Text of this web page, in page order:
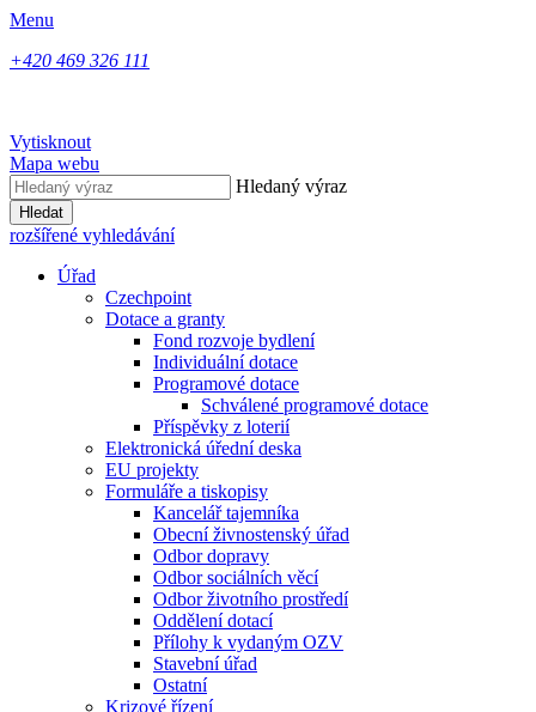
Menu
+420 469 326 111
Vytisknout
Mapa webu
Hledaný výraz
Hledat
rozšířené vyhledávání
Úřad
Czechpoint
Dotace a granty
Fond rozvoje bydlení
Individuální dotace
Programové dotace
Schválené programové dotace
Příspěvky z loterií
Elektronická úřední deska
EU projekty
Formuláře a tiskopisy
Kancelář tajemníka
Obecní živnostenský úřad
Odbor dopravy
Odbor sociálních věcí
Odbor životního prostředí
Oddělení dotací
Přílohy k vydaným OZV
Stavební úřad
Ostatní
Krizové řízení